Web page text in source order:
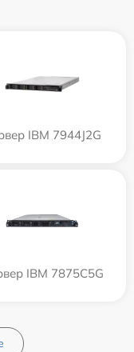
IBM 7944J2G
IBM 7875C5G